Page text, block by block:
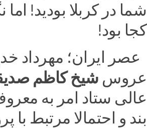
کجا بود!
عصر ایران؛ مهرداد
عروس شیخ کاظم
عالی ستاد امر به
بند و احتمالا مرتبط با